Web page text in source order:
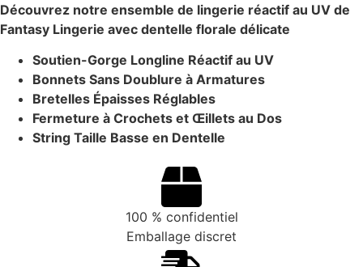
Découvrez notre ensemble de lingerie réactif au UV de
Fantasy Lingerie avec dentelle florale délicate
Soutien-Gorge Longline Réactif au UV
Bonnets Sans Doublure à Armatures
Bretelles Épaisses Réglables
Fermeture à Crochets et Œillets au Dos
String Taille Basse en Dentelle
100 % confidentiel
Emballage discret